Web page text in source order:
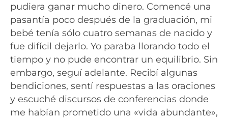
pudiera ganar mucho dinero. Comencé una
pasantía poco después de la graduación, mi
bebé tenía sólo cuatro semanas de nacido y
fue difícil dejarlo. Yo paraba llorando todo el
tiempo y no pude encontrar un equilibrio. Sin
embargo, seguí adelante. Recibí algunas
bendiciones, sentí respuestas a las oraciones
y escuché discursos de conferencias donde
me habían prometido una «vida abundante»,